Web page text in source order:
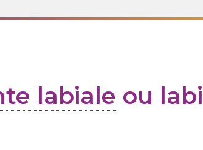
labiale ou